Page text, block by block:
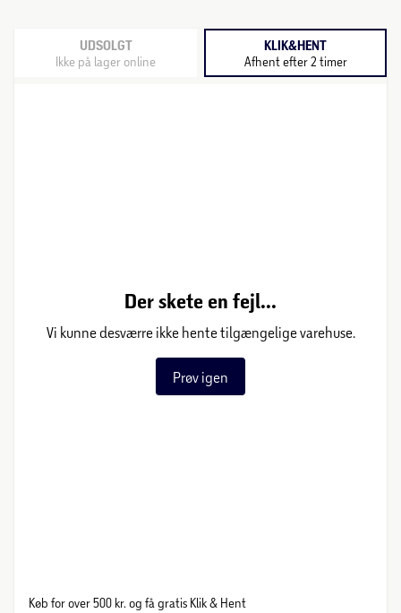
UDSOLGT
Ikke på lager online
KLIK&HENT
Afhent efter 2 timer
Der skete en fejl...
Vi kunne desværre ikke hente tilgængelige varehuse.
Prøv igen
Køb for over 500 kr. og få gratis Klik & Hent